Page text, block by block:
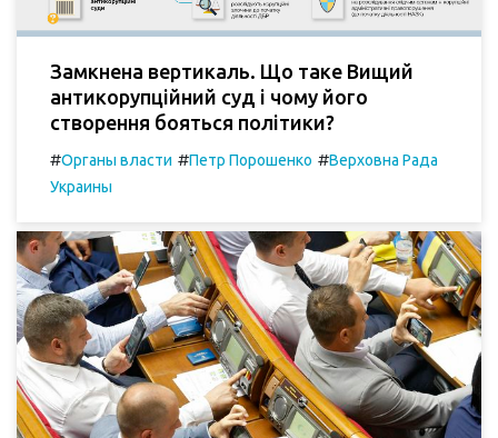
Замкнена вертикаль. Що таке Вищий
антикорупційний суд і чому його
створення бояться політики?
#Органы власти #Петр Порошенко #Верховна Рада
Украины